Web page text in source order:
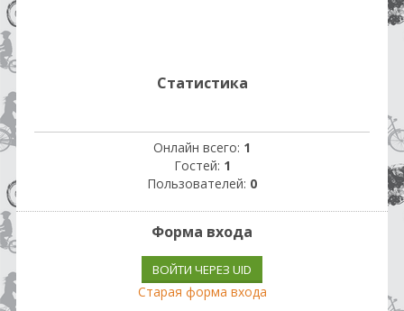
Статистика
Онлайн всего: 1
Гостей: 1
Пользователей: 0
Форма входа
ВОЙТИ ЧЕРЕЗ UID
Старая форма входа